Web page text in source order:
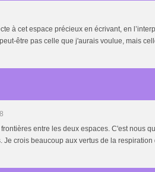
à cet espace précieux en écrivant, en
être pas celle que j'aurais voulue, mais
entre les deux espaces. C'est nous
Je crois beaucoup aux vertus de la